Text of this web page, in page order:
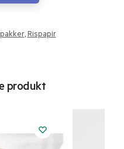
,Rispapir
produkt